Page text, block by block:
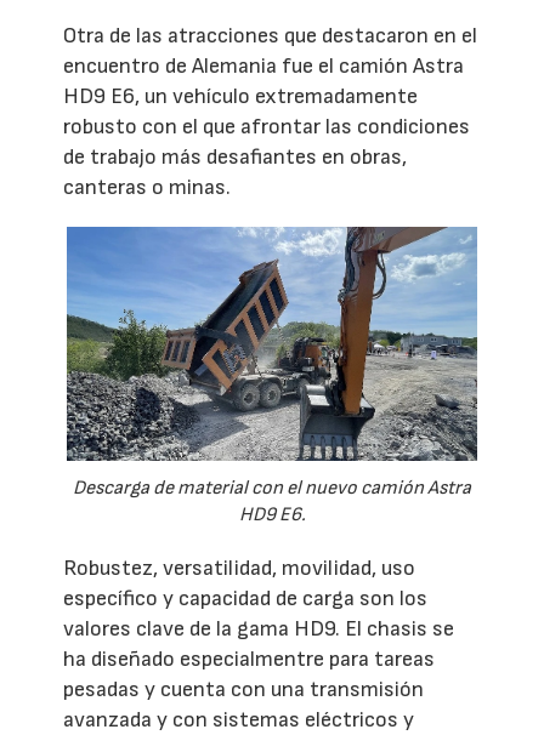
Otra de las atracciones que destacaron en el
encuentro de Alemania fue el camión Astra
HD9 E6, un vehículo extremadamente
robusto con el que afrontar las condiciones
de trabajo más desafiantes en obras,
canteras o minas.
Descarga de material con el nuevo camión Astra
HD9 E6.
Robustez, versatilidad, movilidad, uso
específico y capacidad de carga son los
valores clave de la gama HD9. El chasis se
ha diseñado especialmentre para tareas
pesadas y cuenta con una transmisión
avanzada y con sistemas eléctricos y